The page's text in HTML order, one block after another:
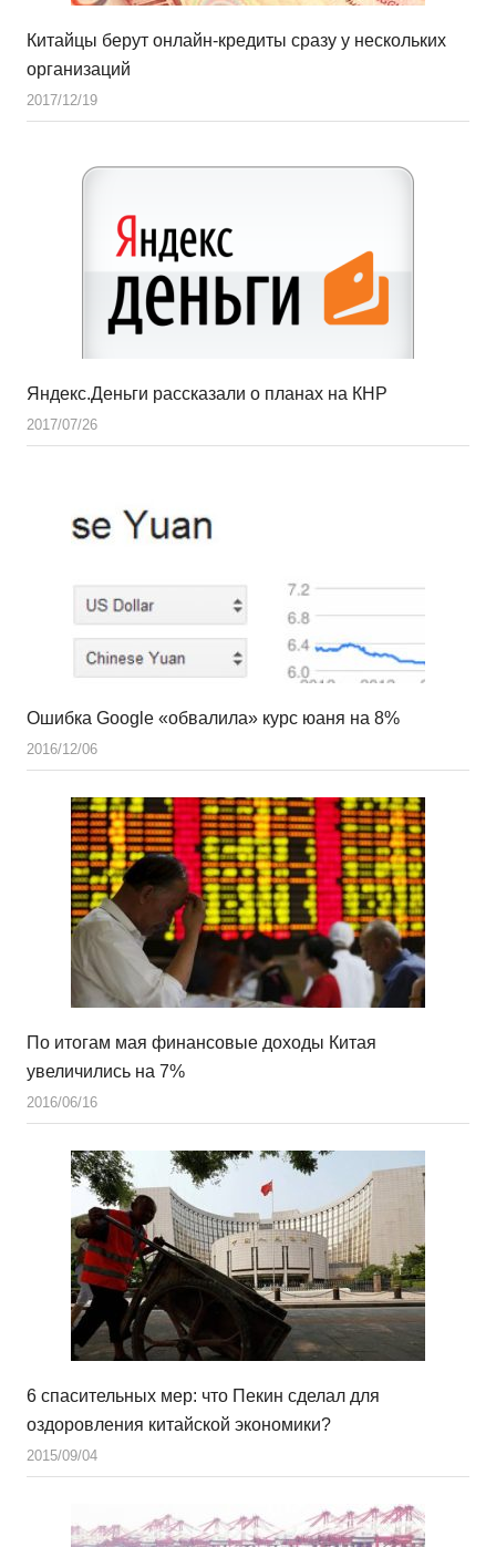
Китайцы берут онлайн-кредиты сразу у нескольких
организаций
2017/12/19
Яндекс.Деньги рассказали о планах на КНР
2017/07/26
Ошибка Google «обвалила» курс юаня на 8%
2016/12/06
По итогам мая финансовые доходы Китая
увеличились на 7%
2016/06/16
6 спасительных мер: что Пекин сделал для
оздоровления китайской экономики?
2015/09/04